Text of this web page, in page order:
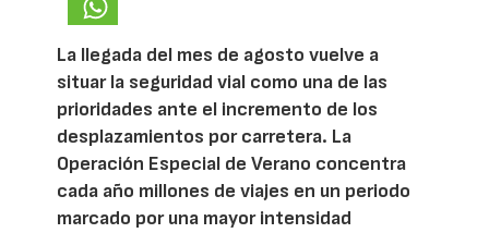
La llegada del mes de agosto vuelve a
situar la seguridad vial como una de las
prioridades ante el incremento de los
desplazamientos por carretera. La
Operación Especial de Verano concentra
cada año millones de viajes en un periodo
marcado por una mayor intensidad